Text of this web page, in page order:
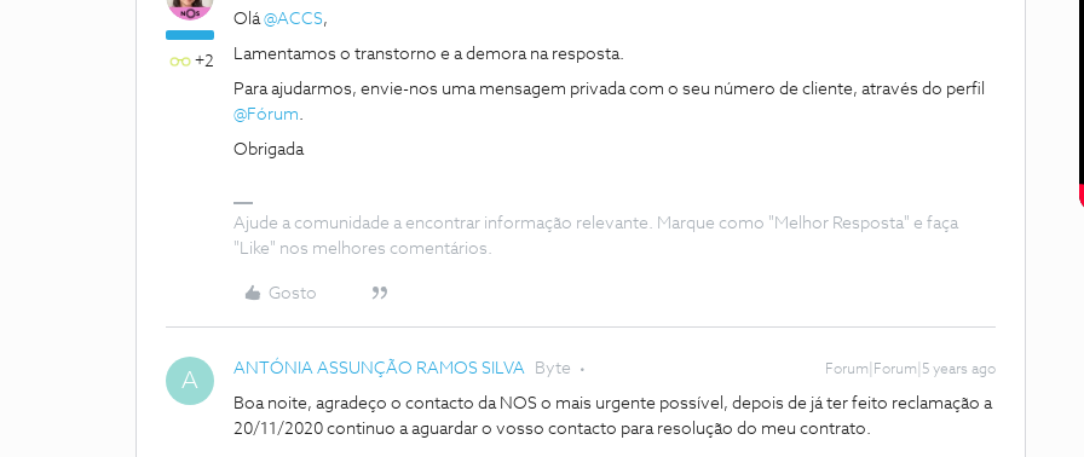
+2
Olá@ACCS,
Lamentamos o transtorno e a demora na resposta.
Para ajudarmos, envie-nos uma mensagem privada com o seu número de cliente, através do perfil
@Fórum.
Obrigada
Ajude a comunidade a encontrar informação relevante. Marque como "Melhor Resposta" e faça
"Like" nos melhores comentários.
Gosto
A ANTÓNIA ASSUNÇÃO RAMOS SILVA Byte Forum|Forum|5 years ago
Boa noite, agradeço o contacto da NOS o mais urgente possível, depois de já ter feito reclamação a
20/11/2020 continuo a aguardar o vosso contacto para resolução do meu contrato.